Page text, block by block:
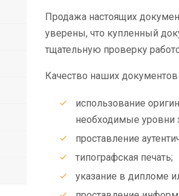
Продажа настоящих
уверены, что купленный
тщательную проверку
Качество наших
использование
необходимые уровни
проставление
типографская печать;
указание в дипломе